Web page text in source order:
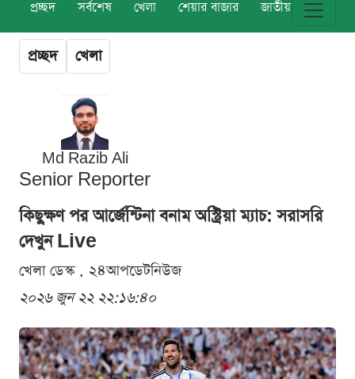
প্রচ্ছদ সর্বশেষ খেলা শেয়ার বাজার জাতীয় বিশ্ব
প্রচ্ছদ খেলা
Md Razib Ali
Senior Reporter
কিছুক্ষণ পর আর্জেন্টিনা বনাম অস্ট্রিয়া ম্যাচ: সরাসরি
দেখুন Live
খেলা ডেস্ক . ২৪আপডেটনিউজ
২০২৬ জুন ২২ ২২:১৬:৪০